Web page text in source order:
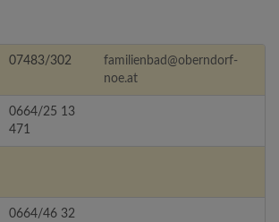
07483/302
familienbad@oberndorf-
noe.at
0664/25 13
471
0664/46 32